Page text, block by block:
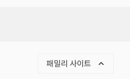
패밀리 사이트